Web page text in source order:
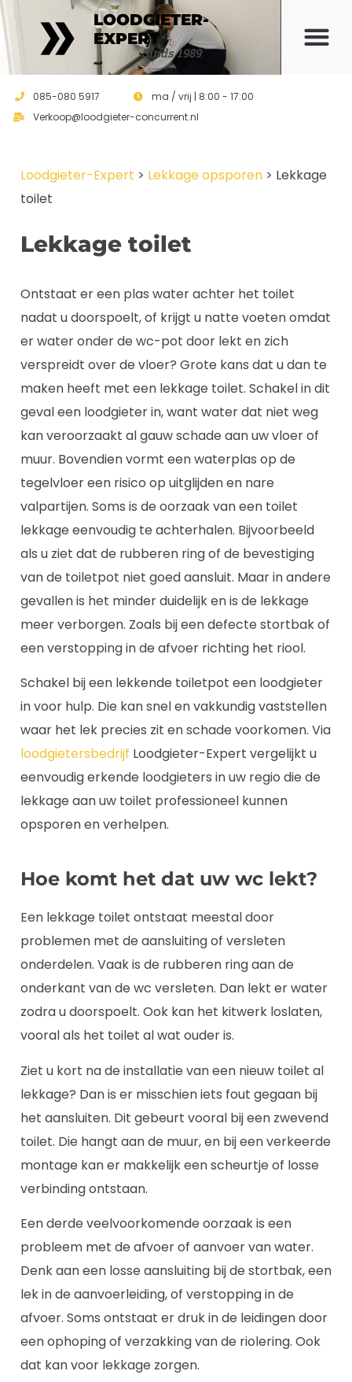
LOODGIETER-
EXPERT
Sinds 1989
085-080 5917
ma / vrij | 8:00 - 17:00
Verkoop@loodgieter-concurrent.nl
Loodgieter-Expert > Lekkage opsporen > Lekkage
toilet
Lekkage toilet
Ontstaat er een plas water achter het toilet
nadat u doorspoelt, of krijgt u natte voeten omdat
er water onder de wc-pot door lekt en zich
verspreidt over de vloer? Grote kans dat u dan te
maken heeft met een lekkage toilet. Schakel in dit
geval een loodgieter in, want water dat niet weg
kan veroorzaakt al gauw schade aan uw vloer of
muur. Bovendien vormt een waterplas op de
tegelvloer een risico op uitglijden en nare
valpartijen. Soms is de oorzaak van een toilet
lekkage eenvoudig te achterhalen. Bijvoorbeeld
als u ziet dat de rubberen ring of de bevestiging
van de toiletpot niet goed aansluit. Maar in andere
gevallen is het minder duidelijk en is de lekkage
meer verborgen. Zoals bij een defecte stortbak of
een verstopping in de afvoer richting het riool.
Schakel bij een lekkende toiletpot een loodgieter
in voor hulp. Die kan snel en vakkundig vaststellen
waar het lek precies zit en schade voorkomen. Via
loodgietersbedrijf Loodgieter-Expert vergelijkt u
eenvoudig erkende loodgieters in uw regio die de
lekkage aan uw toilet professioneel kunnen
opsporen en verhelpen.
Hoe komt het dat uw wc lekt?
Een lekkage toilet ontstaat meestal door
problemen met de aansluiting of versleten
onderdelen. Vaak is de rubberen ring aan de
onderkant van de wc versleten. Dan lekt er water
zodra u doorspoelt. Ook kan het kitwerk loslaten,
vooral als het toilet al wat ouder is.
Ziet u kort na de installatie van een nieuw toilet al
lekkage? Dan is er misschien iets fout gegaan bij
het aansluiten. Dit gebeurt vooral bij een zwevend
toilet. Die hangt aan de muur, en bij een verkeerde
montage kan er makkelijk een scheurtje of losse
verbinding ontstaan.
Een derde veelvoorkomende oorzaak is een
probleem met de afvoer of aanvoer van water.
Denk aan een losse aansluiting bij de stortbak, een
lek in de aanvoerleiding, of verstopping in de
afvoer. Soms ontstaat er druk in de leidingen door
een ophoping of verzakking van de riolering. Ook
dat kan voor lekkage zorgen.